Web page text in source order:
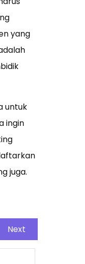
yang
untuk
ingin
juga.
Next